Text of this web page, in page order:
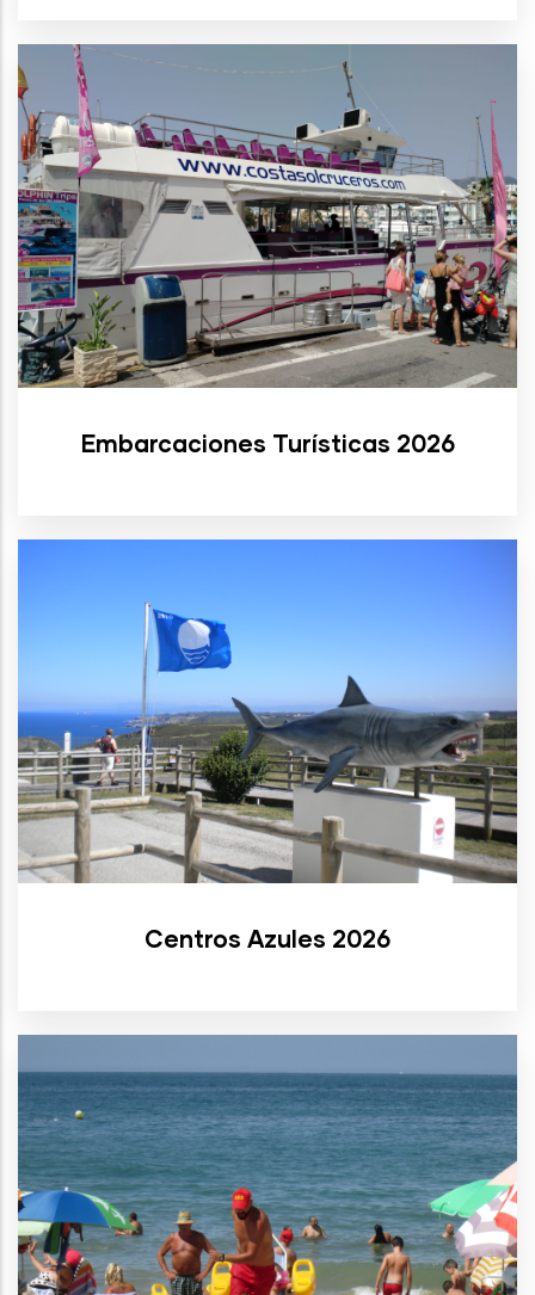
Embarcaciones Turísticas 2026
Centros Azules 2026